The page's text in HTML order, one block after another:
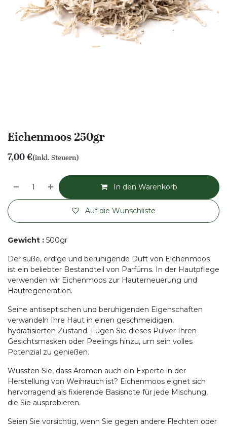
Eichenmoos 250gr
7,00€(inkl. Steuern)
In den Warenkorb
Auf die Wunschliste
Gewicht : 500gr
Der süße, erdige und beruhigende Duft von Eichenmoos
ist ein beliebter Bestandteil von Parfüms. In der Hautpflege
verwenden wir Eichenmoos zur Hauterneuerung und
Hautregeneration.
Seine antiseptischen und beruhigenden Eigenschaften
verwandeln Ihre Haut in einen geschmeidigen,
hydratisierten Zustand. Fügen Sie dieses Pulver Ihren
Gesichtsmasken oder Peelings hinzu, um sein volles
Potenzial zu genießen.
Wussten Sie, dass Aromen auch ein Experte in der
Herstellung von Weihrauch ist? Eichenmoos eignet sich
hervorragend als fixierende Basisnote für jede Mischung,
die Sie ausprobieren.
Seien Sie vorsichtig, wenn Sie gegen andere Flechten oder